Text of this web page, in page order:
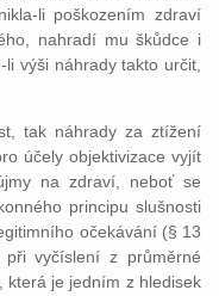
li poškozením zdraví
nahradí mu škůdce i
výši náhrady takto určit,
tak náhrady za ztížení
účely objektivizace vyjít
na zdraví, neboť se
principu slušnosti
očekávání (§ 13
vyčíslení z průměrné
která je jedním z hledisek